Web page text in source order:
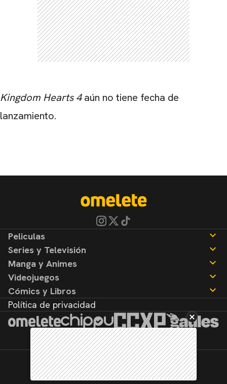
Kingdom Hearts 4aún no tiene fecha de
lanzamiento.
Peliculas
Noticias
Reseñas
Series y Televisión
Noticias
Reseñas
Manga y Animes
Noticias
Reseñas
Videojuegos
Noticias
Reseñas
Cómics y Libros
Noticias
Reseñas
Política de privacidad
©2026. Todos los derechos reservados.